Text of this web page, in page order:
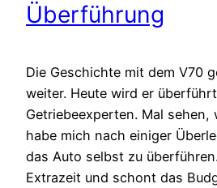
Überführung
Die Geschichte mit dem V70
weiter. Heute wird er
Getriebeexperten. Mal sehen,
habe mich nach einiger
das Auto selbst zu
Extrazeit und schont das